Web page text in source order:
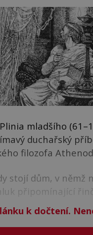
mladšího
duchařský
filozofa
stojí dům, v
připomínající
k dočtení.